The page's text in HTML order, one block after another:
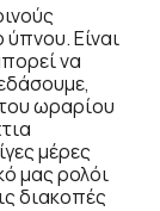
Είναι
να
ωραρίου
μέρες
μας ρολόι
διακοπές